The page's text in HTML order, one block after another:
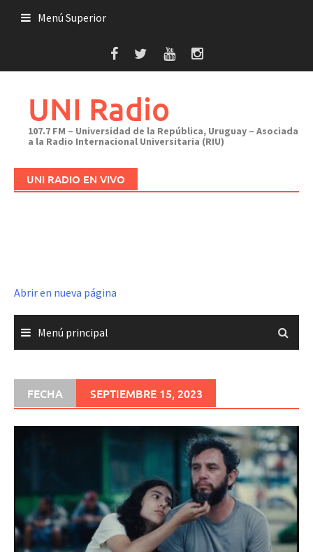
Menú Superior
UNI Radio
107.7 FM – Universidad de la República, Uruguay – Asociada
a la Radio Internacional Universitaria (RIU)
UNI RADIO EN VIVO
Abrir en nueva página
Menú principal
FECHA SEPTIEMBRE 15, 2023